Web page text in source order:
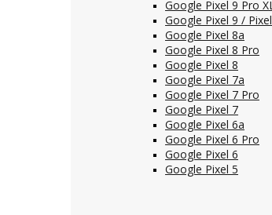
Google Pixel 9 Pro
Google Pixel 9 /
Google Pixel 8a
Google Pixel 8 Pro
Google Pixel 8
Google Pixel 7a
Google Pixel 7 Pro
Google Pixel 7
Google Pixel 6a
Google Pixel 6 Pro
Google Pixel 6
Google Pixel 5